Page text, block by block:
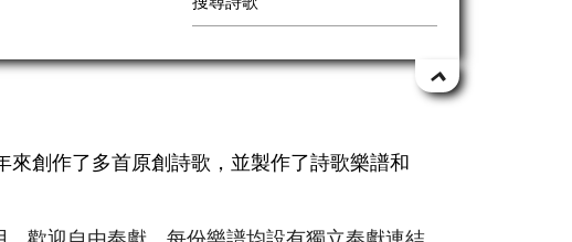
創作了多首原創詩歌，並製作了詩歌樂譜和